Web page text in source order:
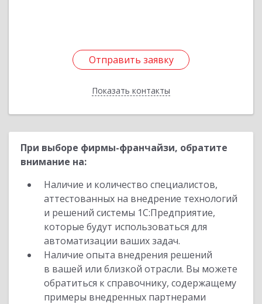
Отправить заявку
Показать контакты
Отправить заявку
Назад
При выборе фирмы-франчайзи, обратите
внимание на:
Наличие и количество специалистов,
аттестованных на внедрение технологий
и решений системы 1С:Предприятие,
которые будут использоваться для
автоматизации ваших задач.
Наличие опыта внедрения решений
в вашей или близкой отрасли. Вы можете
обратиться к справочнику, содержащему
примеры внедренных партнерами